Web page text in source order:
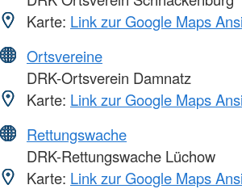
Karte: Link zur Google Maps
Ortsvereine
DRK-Ortsverein Damnatz
Karte: Link zur Google Maps
Rettungswache
DRK-Rettungswache Lüchow
Karte: Link zur Google Maps